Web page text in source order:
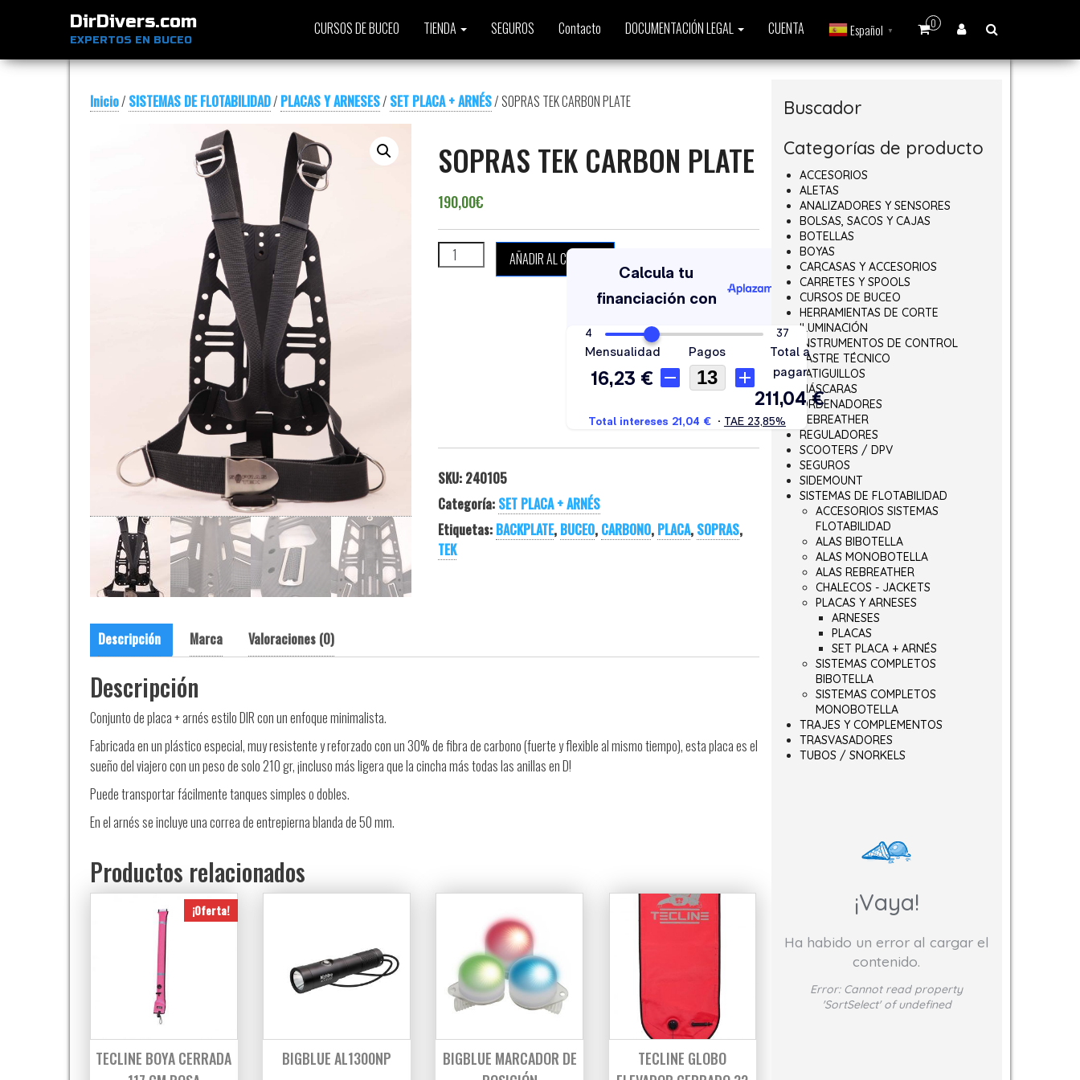
DirDivers.com
EXPERTOS EN BUCEO
0
CURSOS DE BUCEO TIENDA SEGUROS Contacto DOCUMENTACIÓN LEGAL CUENTA Español ▼
Inicio/ SISTEMAS DE FLOTABILIDAD/ PLACAS Y ARNESES/ SET PLACA + ARNÉS/ SOPRAS TEK CARBON PLATE
SOPRAS TEK CARBON PLATE
190,00€
SOPRAS TEK CARBON PLATE cantidad
AÑADIR AL CARRITO
SKU: 240105
Categoría: SET PLACA + ARNÉS
Etiquetas: BACKPLATE, BUCEO, CARBONO, PLACA, SOPRAS,
TEK
Descripción Marca Valoraciones (0)
Descripción
Conjunto de placa + arnés estilo DIR con un enfoque minimalista.
Fabricada en un plástico especial, muy resistente y reforzado con un 30% de fibra de carbono (fuerte y flexible al mismo tiempo), esta placa es el
sueño del viajero con un peso de solo 210 gr, ¡incluso más ligera que la cincha más todas las anillas en D!
Puede transportar fácilmente tanques simples o dobles.
En el arnés se incluye una correa de entrepierna blanda de 50 mm.
Productos relacionados
¡Oferta!
TECLINE BOYA CERRADA
BIGBLUE AL1300NP
BIGBLUE MARCADOR DE
TECLINE GLOBO
Buscador
Categorías de producto
ACCESORIOS
ALETAS
ANALIZADORES Y SENSORES
BOLSAS, SACOS Y CAJAS
BOTELLAS
BOYAS
CARCASAS Y ACCESORIOS
CARRETES Y SPOOLS
CURSOS DE BUCEO
HERRAMIENTAS DE CORTE
ILUMINACIÓN
INSTRUMENTOS DE CONTROL
LASTRE TÉCNICO
LATIGUILLOS
MÁSCARAS
ORDENADORES
REBREATHER
REGULADORES
SCOOTERS / DPV
SEGUROS
SIDEMOUNT
SISTEMAS DE FLOTABILIDAD
ACCESORIOS SISTEMAS
FLOTABILIDAD
ALAS BIBOTELLA
ALAS MONOBOTELLA
ALAS REBREATHER
CHALECOS - JACKETS
PLACAS Y ARNESES
ARNESES
PLACAS
SET PLACA + ARNÉS
SISTEMAS COMPLETOS
BIBOTELLA
SISTEMAS COMPLETOS
MONOBOTELLA
TRAJES Y COMPLEMENTOS
TRASVASADORES
TUBOS / SNORKELS
¡Vaya!
Ha habido un error al cargar el
contenido.
Error: Cannot read property
'SortSelect' of undefined